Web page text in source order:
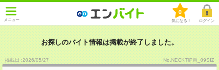
メニュー
0
気になる！ ログイン
お探しのバイト情報は掲載が終了しました。
掲載日 :2026/05/27 No.NECKT静岡_09SIZ